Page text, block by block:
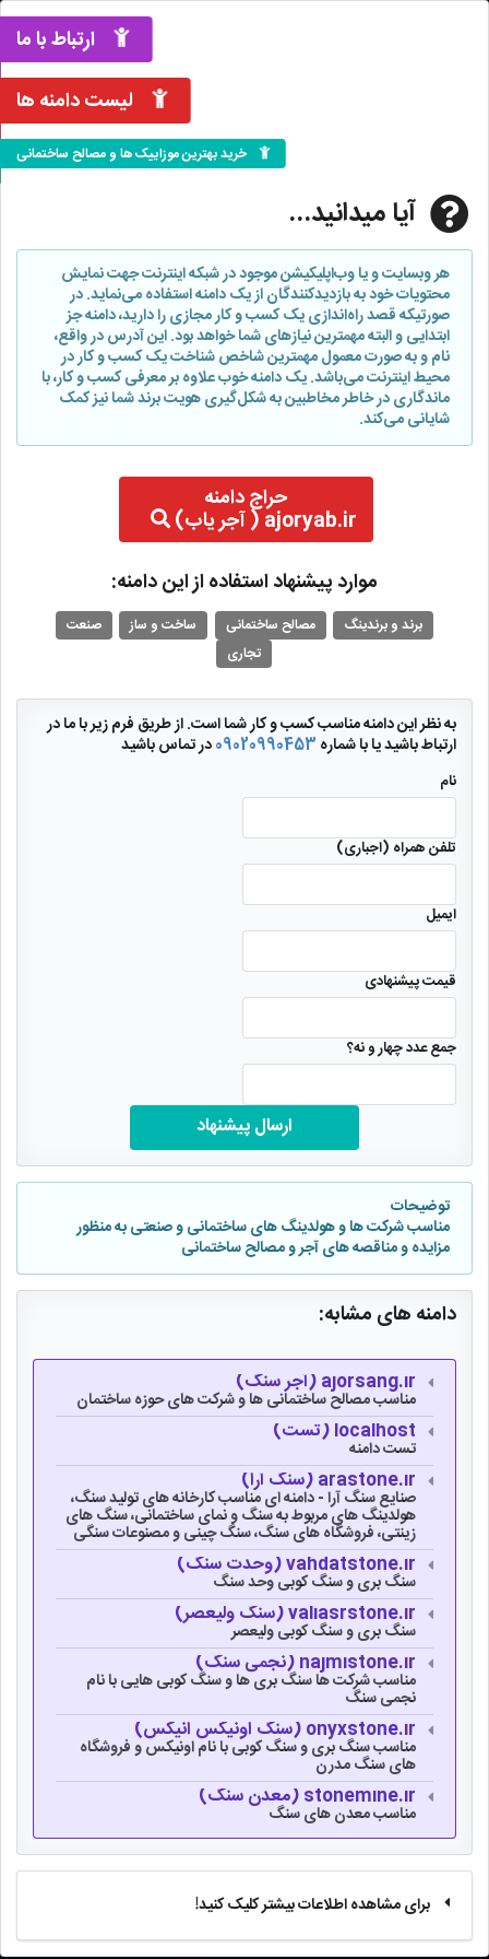
ارتباط با ما
لیست دامنه ها
خرید بهترین موزاییک ها و مصالح ساختمانی
آیا میدانید...
هر وبسایت و یا وب‌اپلیکیشن موجود در شبکه اینترنت جهت نمایش
محتویات خود به بازدیدکنندگان از یک دامنه استفاده می‌نماید. در
صورتیکه قصد راه‌اندازی یک کسب و کار مجازی را دارید، دامنه جز
ابتدایی و البته مهمترین نیازهای شما خواهد بود. این آدرس در واقع،
نام و به صورت معمول مهمترین شاخص شناخت یک کسب و کار در
محیط اینترنت می‌باشد. یک دامنه خوب علاوه بر معرفی کسب و کار، با
ماندگاری در خاطر مخاطبین به شکل‌گیری هویت برند شما نیز کمک
شایانی می‌کند.
حراج دامنه
ajoryab.ir ( آجر یاب)
موارد پیشنهاد استفاده از این دامنه:
برند و برندینگ مصالح ساختمانی ساخت و ساز
صنعت
تجاری
به نظر این دامنه مناسب کسب و کار شما است. از طریق فرم زیر با ما در
ارتباط باشید یا با شماره09020990453در تماس باشید
تلفن همراه (اجباری)
ایمیل
قیمت پیشنهادی
جمع عدد چهار و نه؟
ارسال پیشنهاد
توضیحات
مناسب شرکت ها و هولدینگ های ساختمانی و صنعتی به منظور
مزایده و مناقصه های آجر و مصالح ساختمانی
دامنه های مشابه:
ajorsang.ir (آجر سنگ)
مناسب مصالح ساختمانی ها و شرکت های حوزه ساختمان
localhost (تست)
تست دامنه
arastone.ir (سنگ آرا)
صنایع سنگ آرا - دامنه ای مناسب کارخانه های تولید سنگ،
هولدینگ های مربوط به سنگ و نمای ساختمانی، سنگ های
زینتی، فروشگاه های سنگ، سنگ چینی و مصنوعات سنگی
vahdatstone.ir (وحدت سنگ)
سنگ بری و سنگ کوبی وحد سنگ
valiasrstone.ir (سنگ ولیعصر)
سنگ بری و سنگ کوبی ولیعصر
najmistone.ir (نجمی سنگ)
مناسب شرکت ها سنگ بری ها و سنگ کوبی هایی با نام
نجمی سنگ
onyxstone.ir (سنگ اونیکس انیکس)
مناسب سنگ بری و سنگ کوبی با نام اونیکس و فروشگاه
های سنگ مدرن
stonemine.ir (معدن سنگ)
مناسب معدن های سنگ
برای مشاهده اطلاعات بیشتر کلیک کنید!